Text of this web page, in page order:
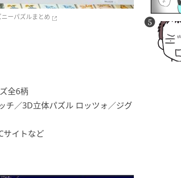
ーパズルまとめ
全6柄
チ／3D立体パズル ロッツォ／ジグ
サイトなど